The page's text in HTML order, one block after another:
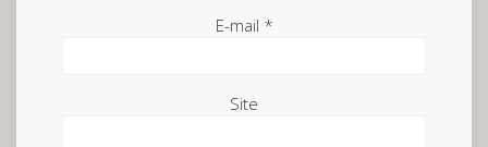
E-mail *
Site